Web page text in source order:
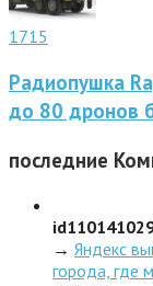
1715
Радиопушка
до 80 дронов
последние
→ Яндекс
города, где